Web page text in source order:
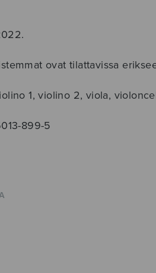
ovat tilattavissa
1, violino 2, viola,
899-5